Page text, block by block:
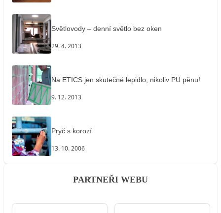
Světlovody – denní světlo bez oken
29. 4. 2013
Na ETICS jen skutečné lepidlo, nikoliv PU pěnu!
9. 12. 2013
Pryč s korozí
13. 10. 2006
PARTNEŘI WEBU